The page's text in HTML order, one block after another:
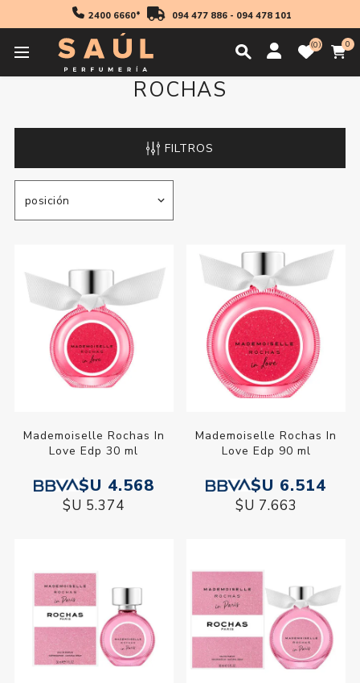
2400 6660* 094 477 886- 094 478 101
0 0
ROCHAS
FILTROS
Mademoiselle Rochas In
Love Edp 30 ml
$U 4.568
$U 5.374
Mademoiselle Rochas In
Love Edp 90 ml
$U 6.514
$U 7.663